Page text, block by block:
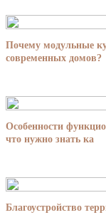
Почему модульные
современных домов?
Особенности
что нужно знать ка
Благоустройство